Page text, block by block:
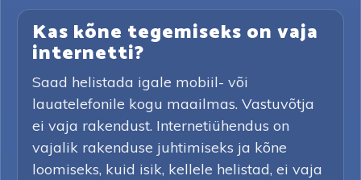
Kas kõne tegemiseks on vaja
internetti?
Saad helistada igale mobiil- või
lauatelefonile kogu maailmas. Vastuvõtja
ei vaja rakendust. Internetiühendus on
vajalik rakenduse juhtimiseks ja kõne
loomiseks, kuid isik, kellele helistad, ei vaja